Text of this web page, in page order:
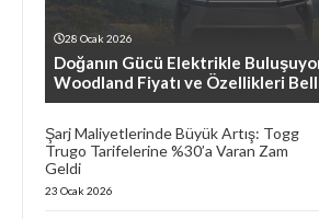
28 Ocak 2026
Doğanın Gücü Elektrikle
Woodland Fiyatı ve Özellikleri
Şarj Maliyetlerinde Büyük Artış: Togg
Trugo Tarifelerine %30’a Varan Zam
Geldi
23 Ocak 2026